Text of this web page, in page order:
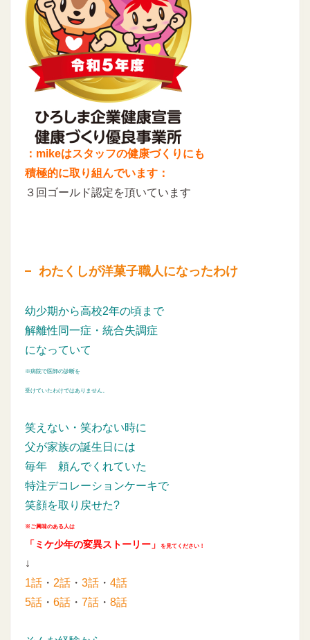
：mikeはスタッフの健康づくりにも
積極的に取り組んでいます：
３回ゴールド認定を頂いています
わたくしが洋菓子職人になったわけ
幼少期から高校2年の頃まで
解離性同一症・統合失調症
になっていて
※病院で医師の診断を
受けていたわけではありません。
笑えない・笑わない時に
父が家族の誕生日には
毎年 頼んでくれていた
特注デコレーションケーキで
笑顔を取り戻せた?
※ご興味のある人は
「ミケ少年の変異ストーリー」 を見てください！
↓
1話 ・ 2話 ・ 3話 ・ 4話
5話 ・ 6話 ・ 7話 ・ 8話